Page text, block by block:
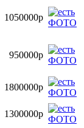
1050000р
950000р
1800000р
1300000р